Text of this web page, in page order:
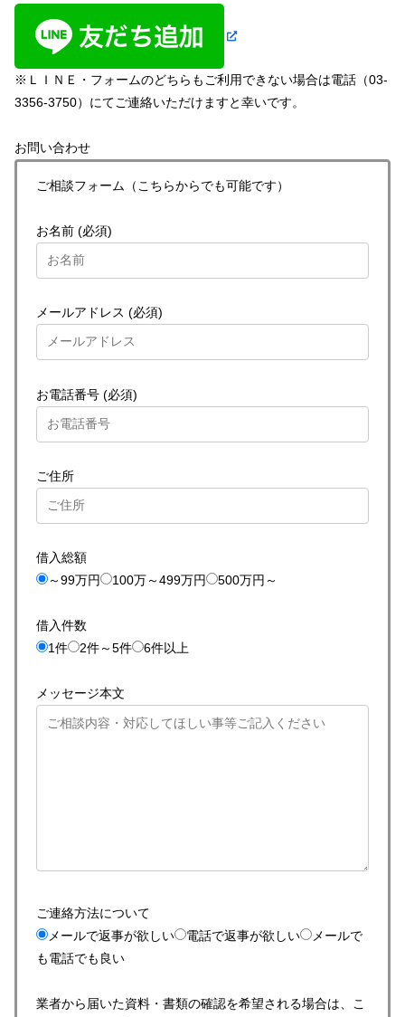
※ＬＩＮＥ・フォームのどちらもご利用できない場合は電話（03-
3356-3750）にてご連絡いただけますと幸いです。
お問い合わせ
ご相談フォーム（こちらからでも可能です）
お名前 (必須)
メールアドレス (必須)
お電話番号 (必須)
ご住所
借入総額
～99万円
100万～499万円 500万円～
借入件数
1件
2件～5件 6件以上
メッセージ本文
ご連絡方法について
メールで返事が欲しい
電話で返事が欲しい
メールで
も電話でも良い
業者から届いた資料・書類の確認を希望される場合は、こ